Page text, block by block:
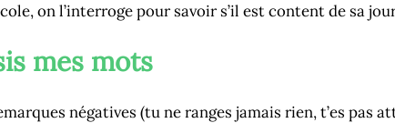
on l’interroge pour savoir s’il est content de sa
mes mots
négatives (tu ne ranges jamais rien, t’es